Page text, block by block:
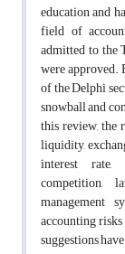
education and
field of
admitted to the
were approved.
of the Delphi
snowball and
this review, the
liquidity,
interest rate,
competition,
management
accounting
suggestions